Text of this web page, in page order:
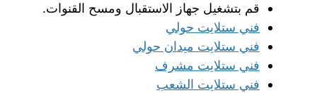
قم بتشغيل جهاز الاستقبال ومسح القنوات.
فني ستلايت حولي
فني ستلايت ميدان حولي
فني ستلايت مشرف
فني ستلايت الشعب